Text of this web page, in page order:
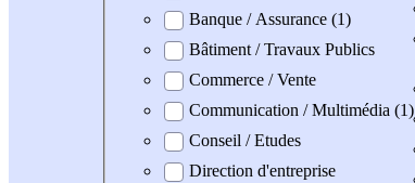
Banque / Assurance (1)
Bâtiment / Travaux Publics
Commerce / Vente
Communication / Multimédia (1)
Conseil / Etudes
Direction d'entreprise